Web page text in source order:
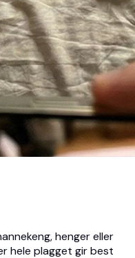
henger eller
hele plagget gir best